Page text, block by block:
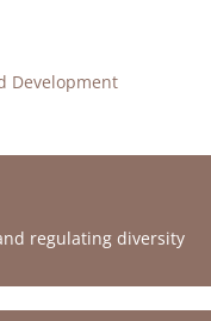
Development
regulating diversity